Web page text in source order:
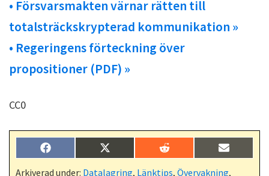
• Försvarsmakten värnar rätten till
totalsträckskrypterad kommunikation »
• Regeringens förteckning över
propositioner (PDF) »
CC0
Dela
på
F
a
c
Dela
på
X
(
T
Dela
på
R
e
d
Dela
på
E
-
Arkiverad under: Datalagring, Länktips, Övervakning,